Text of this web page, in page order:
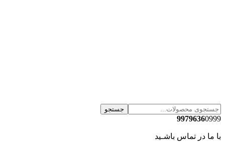
جستجو
99796360999
با ما در تماس باشـید